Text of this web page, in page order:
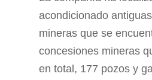
acondicio­nado
mineras que se
concesiones mineras
en total, 177 pozos y